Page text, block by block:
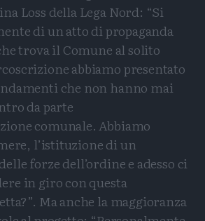
Loss della Lega Nord: “Si
di un atto di propaganda
trova il Comune al solito
abbiamo presentato
che non hanno mai
da parte
comunale. Abbiamo
l’istituzione di un
forze dell’ordine e adesso ci
in giro con questa
Ma anche la maggioranza